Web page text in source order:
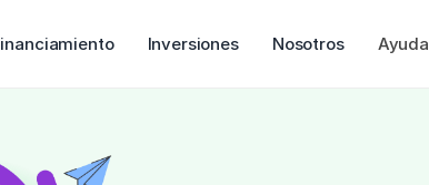
Inversiones Nosotros Ayuda